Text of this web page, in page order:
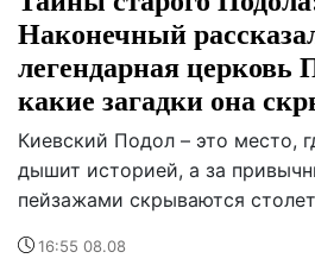
Наконечный
легендарная церковь
какие загадки она
Киевский Подол – это место,
дышит историей, а за
пейзажами скрываются
16:55 08.08